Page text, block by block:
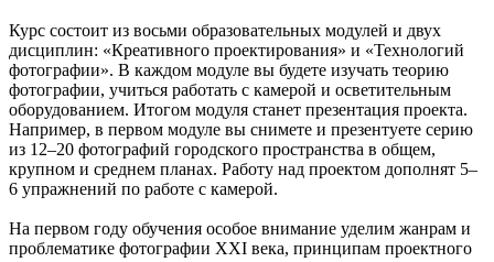
Курс состоит из восьми образовательных модулей и двух
дисциплин: «Креативного проектирования» и «Технологий
фотографии». В каждом модуле вы будете изучать теорию
фотографии, учиться работать с камерой и осветительным
оборудованием. Итогом модуля станет презентация проекта.
Например, в первом модуле вы снимете и презентуете серию
из 12–20 фотографий городского пространства в общем,
крупном и среднем планах. Работу над проектом дополнят 5–
6 упражнений по работе с камерой.
На первом году обучения особое внимание уделим жанрам и
проблематике фотографии XXI века, принципам проектного